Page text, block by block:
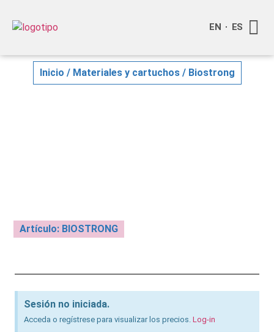
EN ES
Inicio / Materiales y cartuchos/ Biostrong
Artículo: BIOSTRONG
Sesión no iniciada.
Acceda o regístrese para visualizar los precios. Log-in